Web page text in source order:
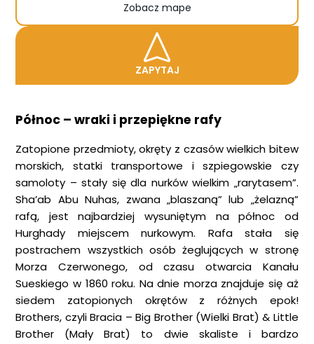
Zobacz mape
ZAPYTAJ
Północ – wraki i przepiękne rafy
Zatopione przedmioty, okręty z czasów wielkich bitew
morskich, statki transportowe i szpiegowskie czy
samoloty – stały się dla nurków wielkim „rarytasem”.
Sha’ab Abu Nuhas, zwana „blaszaną” lub „żelazną”
rafą, jest najbardziej wysuniętym na północ od
Hurghady miejscem nurkowym. Rafa stała się
postrachem wszystkich osób żeglujących w stronę
Morza Czerwonego, od czasu otwarcia Kanału
Sueskiego w 1860 roku. Na dnie morza znajduje się aż
siedem zatopionych okrętów z różnych epok!
Brothers, czyli Bracia – Big Brother (Wielki Brat) & Little
Brother (Mały Brat) to dwie skaliste i bardzo